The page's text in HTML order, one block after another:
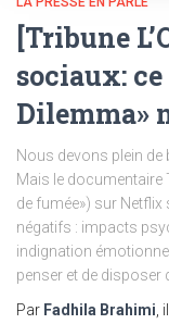
[Tribune
sociaux:
Dilemma»
Nous devons plein de
Mais le documentaire
de fumée») sur
négatifs : impacts
indignation
penser et de disposer
Par Fadhila Brahimi ,